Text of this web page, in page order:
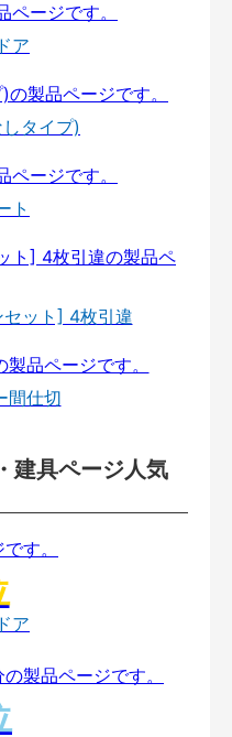
ア
タイプ)
ト
ット] 4枚引違
間仕切
建具ページ人気
ア